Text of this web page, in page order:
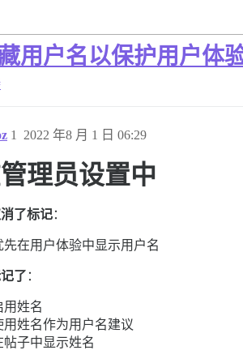
用户名以保护用户体
2022 年8 月 1 日 06:29
1
理员设置中
了标记：
先在用户体验中显示用户名
了 ：
用姓名
用姓名作为用户名建议
帖子中显示姓名